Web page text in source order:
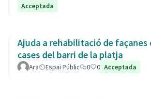
Acceptada
Ajuda a rehabilitació de
cases del barri de la platja
Ara Espai Públic 0 0 Acceptada